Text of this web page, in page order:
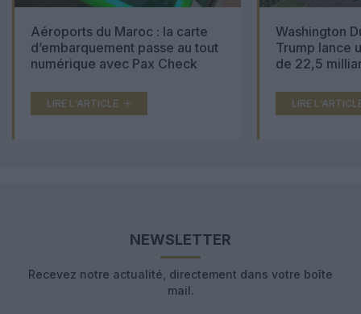
Aéroports du Maroc : la carte
d’embarquement passe au tout
numérique avec Pax Check
LIRE L'ARTICLE
Washington
Trump lance
de 22,5
LIRE
NEWSLETTER
Recevez notre actualité, directement dans votre boîte
mail.